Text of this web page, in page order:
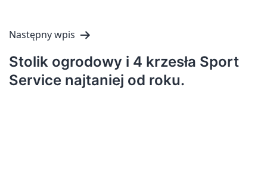
Następny wpis
Stolik ogrodowy i 4 krzesła Sport
Service najtaniej od roku.